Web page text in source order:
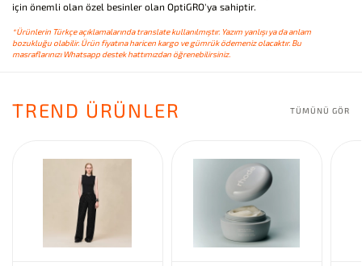
için önemli olan özel besinler olan OptiGRO'ya sahiptir.
*Ürünlerin Türkçe açıklamalarında translate kullanılmıştır. Yazım yanlışı ya da anlam
bozukluğu olabilir. Ürün fiyatına haricen kargo ve gümrük ödemeniz olacaktır. Bu
masraflarınızı Whatsapp destek hattımızdan öğrenebilirsiniz.
TREND ÜRÜNLER TÜMÜNÜ GÖR